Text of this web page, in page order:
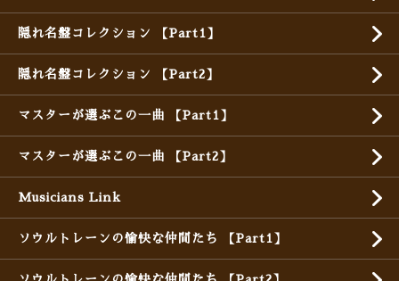
隠れ名盤コレクション 【Part1】
隠れ名盤コレクション 【Part2】
マスターが選ぶこの一曲 【Part1】
マスターが選ぶこの一曲 【Part2】
Musicians Link
ソウルトレーンの愉快な仲間たち 【Part1】